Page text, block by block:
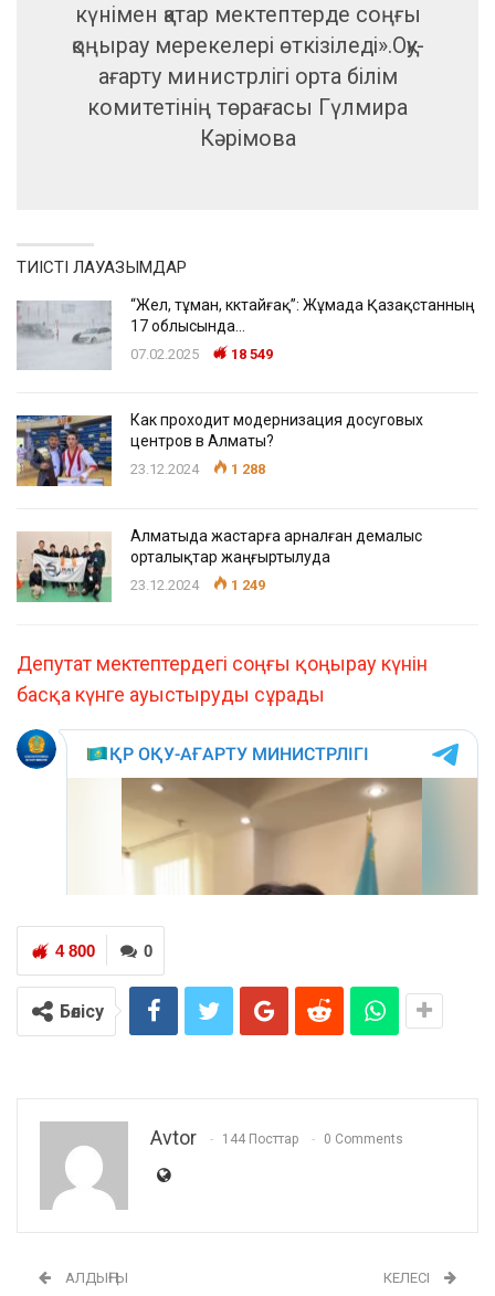
күнімен қатар мектептерде соңғы
қоңырау мерекелері өткізіледі».Оқу-
ағарту министрлігі орта білім
комитетінің төрағасы Гүлмира
Кәрімова
ТИІСТІ ЛАУАЗЫМДАР
“Жел, тұман, көктайғақ”: Жұмада Қазақстанның
17 облысында…
07.02.2025 18 549
Как проходит модернизация досуговых
центров в Алматы?
23.12.2024 1 288
Алматыда жастарға арналған демалыс
орталықтар жаңғыртылуда
23.12.2024 1 249
Депутат мектептердегі соңғы қоңырау күнін
басқа күнге ауыстыруды сұрады
0
4 800
Бөлісу
Avtor 144 Посттар 0 Comments
АЛДЫҢҒЫ КЕЛЕСІ